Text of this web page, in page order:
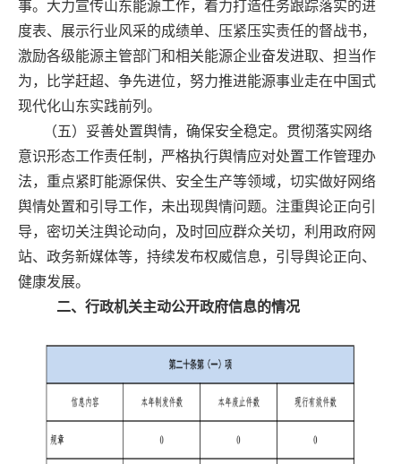
事。大力宣传山东能源工作，着力打造任务跟踪落实的进
度表、展示行业风采的成绩单、压紧压实责任的督战书，
激励各级能源主管部门和相关能源企业奋发进取、担当作
为，比学赶超、争先进位，努力推进能源事业走在中国式
现代化山东实践前列。
（五）妥善处置舆情，确保安全稳定。 贯彻落实网络
意识形态工作责任制，严格执行舆情应对处置工作管理办
法，重点紧盯能源保供、安全生产等领域，切实做好网络
舆情处置和引导工作，未出现舆情问题。注重舆论正向引
导，密切关注舆论动向，及时回应群众关切，利用政府网
站、政务新媒体等，持续发布权威信息，引导舆论正向、
健康发展。
二、行政机关主动公开政府信息的情况